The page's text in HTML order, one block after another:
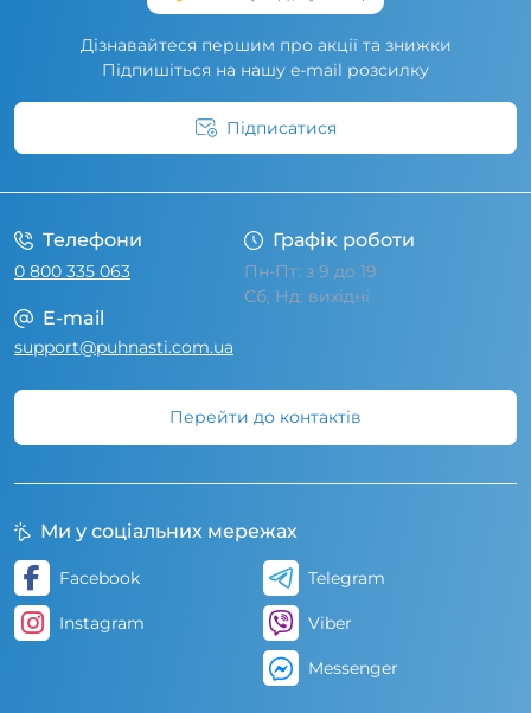
Дізнавайтеся першим про акції та знижки
Підпишіться на нашу e-mail розсилку
Підписатися
Телефони
0 800 335 063
Графік роботи
Пн-Пт: з 9 до 19
Сб, Нд: вихідні
E-mail
support@puhnasti.com.ua
Перейти до контактів
Ми у соціальних мережах
Facebook
Instagram
Telegram
Viber
Messenger